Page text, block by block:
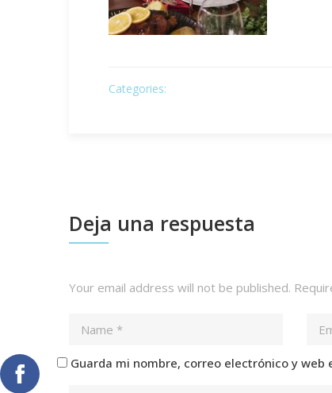
Categories:
Deja una respuesta
Your email address will not be published.
Guarda mi nombre, correo electrónico y